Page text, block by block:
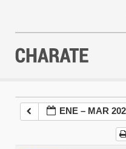
AGENDA
ACTIVIDADES
ENE – MAR